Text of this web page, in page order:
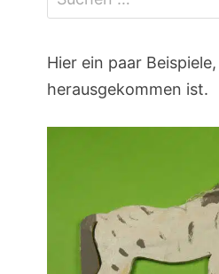
Hier ein paar
herausgekommen ist.